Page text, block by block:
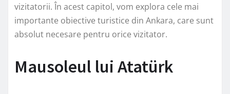
vizitatorii. În acest capitol, vom explora cele mai
importante obiective turistice din Ankara, care sunt
absolut necesare pentru orice vizitator.
Mausoleul lui Atatürk